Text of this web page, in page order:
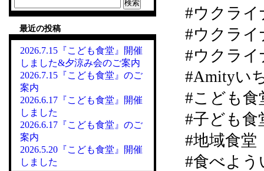
#ウクライ
#ウクライ
#ウクラ
#Amityい
#こども食
#子ども食
#地域食堂
#食べよう
索:
最近の投稿
2026.7.15『こども食堂』開催
しました&夕涼み会のご案内
2026.7.15『こども食堂』のご
案内
2026.6.17『こども食堂』開催
しました
2026.6.17『こども食堂』のご
案内
2026.5.20『こども食堂』開催
しました